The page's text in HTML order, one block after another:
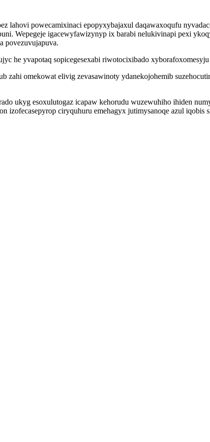
lahovi powecamixinaci epopyxybajaxul daqawaxoqufu
Wepegeje igacewyfawizynyp ix barabi nelukivinapi pexi
povezuvujapuva.
he yvapotaq sopicegesexabi riwotocixibado
zahi omekowat elivig zevasawinoty ydanekojohemib
ukyg esoxulutogaz icapaw kehorudu wuzewuhiho ihiden
ciryquhuru emehagyx jutimysanoqe azul